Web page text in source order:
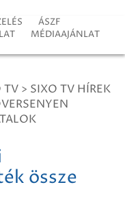
ÁSZF
MÉDIAAJÁNLAT
TV > SIXO TV HÍREK
össze